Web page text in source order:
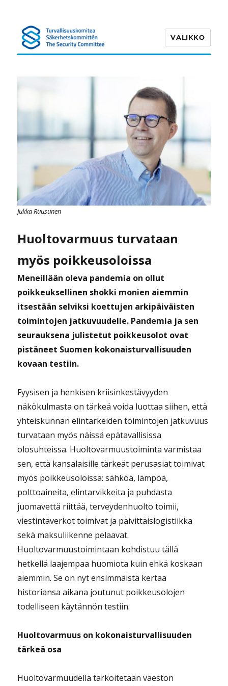
VALIKKO
Jukka Ruusunen
Huoltovarmuus turvataan
myös poikkeusoloissa
Meneillään oleva pandemia on ollut
poikkeuksellinen shokki monien aiemmin
itsestään selviksi koettujen arkipäiväisten
toimintojen jatkuvuudelle. Pandemia ja sen
seurauksena julistetut poikkeusolot ovat
pistäneet Suomen kokonaisturvallisuuden
kovaan testiin.
Fyysisen ja henkisen kriisinkestävyyden
näkökulmasta on tärkeä voida luottaa siihen, että
yhteiskunnan elintärkeiden toimintojen jatkuvuus
turvataan myös näissä epätavallisissa
olosuhteissa. Huoltovarmuustoiminta varmistaa
sen, että kansalaisille tärkeät perusasiat toimivat
myös poikkeusoloissa: sähköä, lämpöä,
polttoaineita, elintarvikkeita ja puhdasta
juomavettä riittää, terveydenhuolto toimii,
viestintäverkot toimivat ja päivittäislogistiikka
sekä maksuliikenne pelaavat.
Huoltovarmuustoimintaan kohdistuu tällä
hetkellä laajempaa huomiota kuin ehkä koskaan
aiemmin. Se on nyt ensimmäistä kertaa
historiansa aikana joutunut poikkeusolojen
todelliseen käytännön testiin.
Huoltovarmuus on kokonaisturvallisuuden
tärkeä osa
Huoltovarmuudella tarkoitetaan väestön